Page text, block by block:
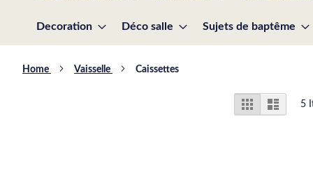
Decoration Déco salle Sujets de baptême
Home Vaisselle Caissettes
View
as
Grid List 5